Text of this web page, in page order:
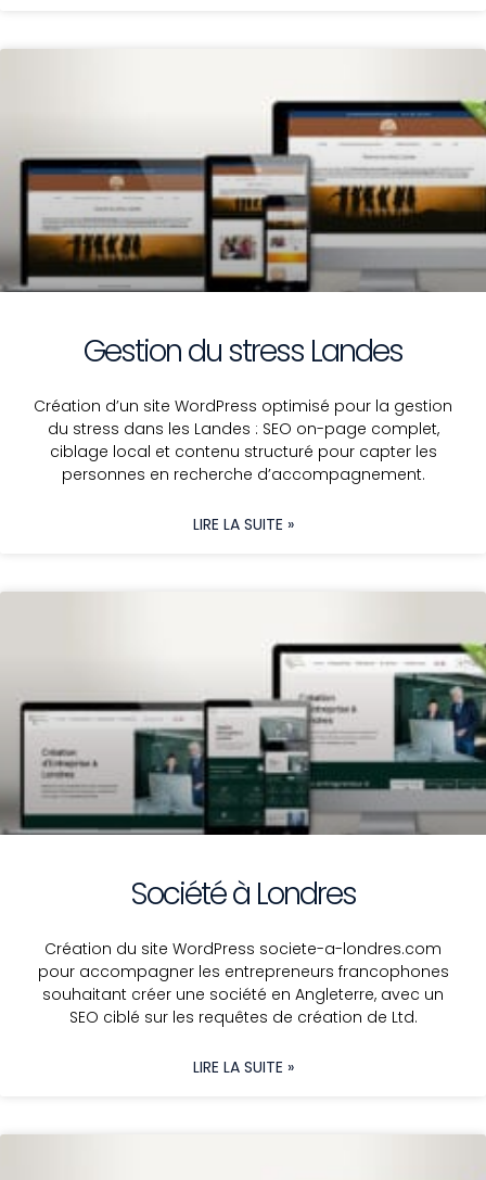
Gestion du stress Landes
Création d’un site WordPress optimisé pour la gestion
du stress dans les Landes : SEO on-page complet,
ciblage local et contenu structuré pour capter les
personnes en recherche d’accompagnement.
LIRE LA SUITE »
Société à Londres
Création du site WordPress societe-a-londres.com
pour accompagner les entrepreneurs francophones
souhaitant créer une société en Angleterre, avec un
SEO ciblé sur les requêtes de création de Ltd.
LIRE LA SUITE »